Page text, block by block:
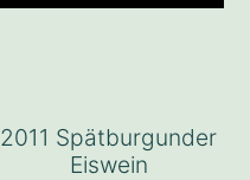
2011 Spätburgunder
Eiswein